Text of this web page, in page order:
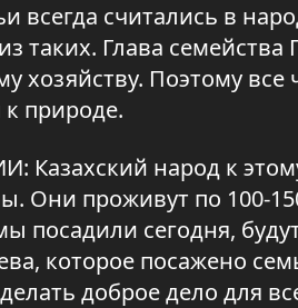
считались в
таких. Глава
хозяйству. Поэтому все
природе.
народ к
Они проживут по 100-
посадили сегодня,
которое посажено
доброе дело для